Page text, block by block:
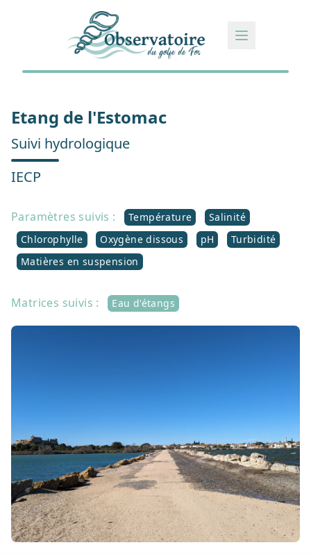
Etang de l'Estomac
Suivi hydrologique
IECP
Paramètres suivis : Température
Salinité
Chlorophylle
Oxygène dissous pH
Turbidité
Matières en suspension
Matrices suivis : Eau d'étangs